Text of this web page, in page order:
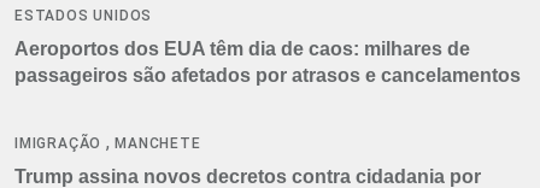
ESTADOS UNIDOS
Aeroportos dos EUA têm dia de caos: milhares de
passageiros são afetados por atrasos e cancelamentos
IMIGRAÇÃO ,MANCHETE
Trump assina novos decretos contra cidadania por